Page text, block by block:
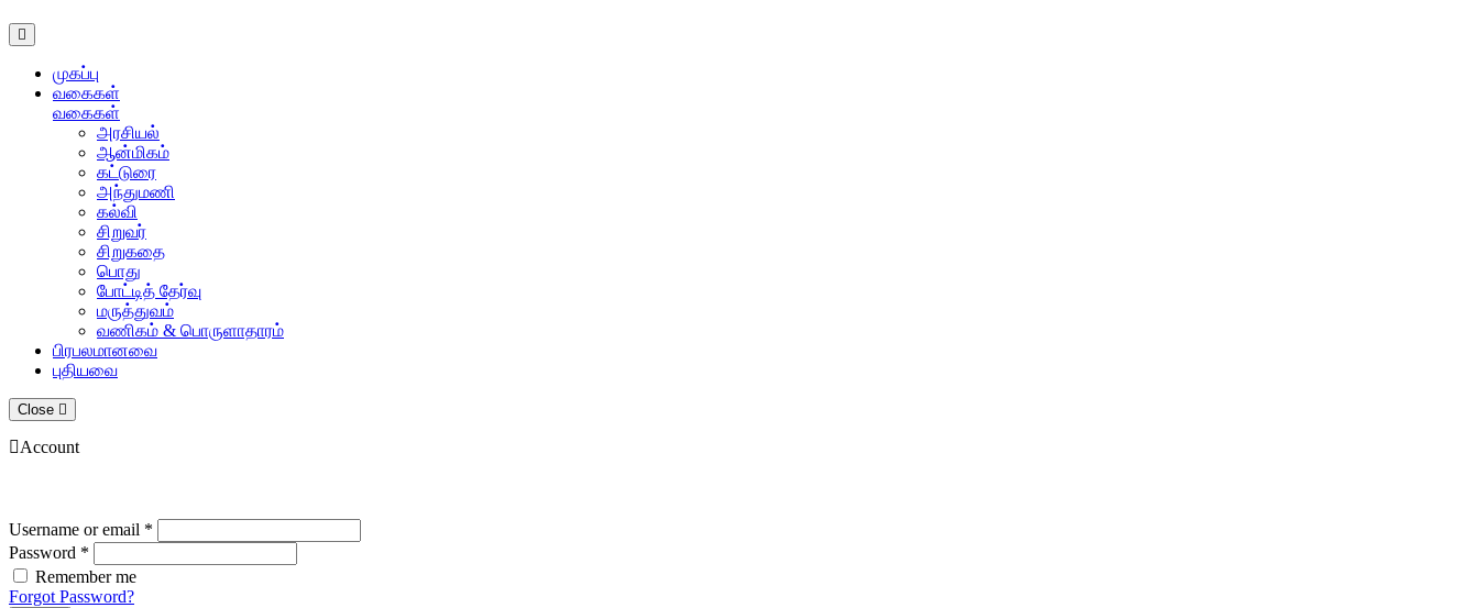
முகப்பு
வகைகள்
வகைகள்
அரசியல்
ஆன்மிகம்
கட்டுரை
அந்துமணி
கல்வி
சிறுவர்
சிறுகதை
பொது
போட்டித் தேர்வு
மருத்துவம்
வணிகம் & பொருளாதாரம்
பிரபலமானவை
புதியவை
Close
Account
Username or email *
Password *
Remember me
Forgot Password?